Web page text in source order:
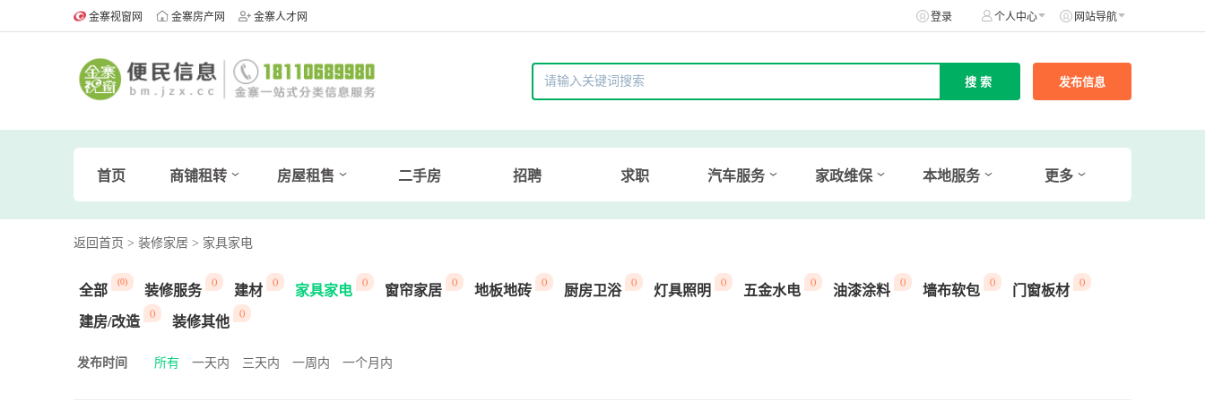
金寨视窗网 金寨房产网 金寨人才网 登录 个人中心 网站导航
发布信息
首页 商铺租转 房屋租售 二手房 招聘 求职 汽车服务 家政维保 本地服务 更多
返回首页 > 装修家居 > 家具家电
全部
(0)
装修服务
()
建材
()
家具家电
()
窗帘家居
()
地板地砖
()
厨房卫浴
()
灯具照明
()
五金水电
()
油漆涂料
()
墙布软包
()
门窗板材
()
建房/改造
()
装修其他
()
发布时间 所有 一天内 三天内 一周内 一个月内